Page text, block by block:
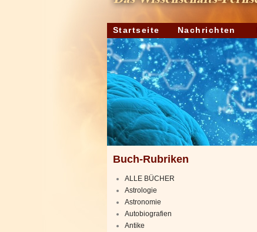
Startseite Nachrichten
Buch-Rubriken
ALLE BÜCHER
Astrologie
Astronomie
Autobiografien
Antike